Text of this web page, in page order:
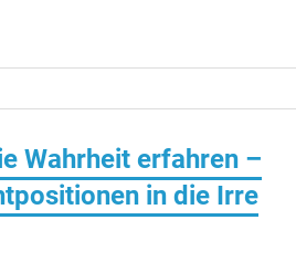
Wahrheit erfahren –
in die Irre